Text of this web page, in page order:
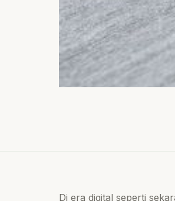
Di era digital seperti